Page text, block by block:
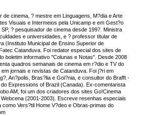
cinema, ? mestre em Linguagens, M?dia e Arte
Visuais e Intermeios pela Unicamp e em Gest?o
? pesquisador de cinema desde 1997. Ministra
e universidades, e ? professor titular de
(Instituto Municipal de Ensino Superior de
Catanduva. Foi redator especial dos sites de
boletim informativo "Colunas e Notas". Desde 2008
quadros semanais de cinema em r?dio e TV do
jornais e revistas de Catanduva. Foi j?ri em
An?polis, Bras?lia e Goi?nia, e consultor do Brafft -
Expressions of Brazil (Canada). Ex-comentarista
AM, foi um dos criadores dos sites Go!Cinema
(2001-2003). Escreve resenhas especiais
Vers?til Home V?deo e Obras-primas do